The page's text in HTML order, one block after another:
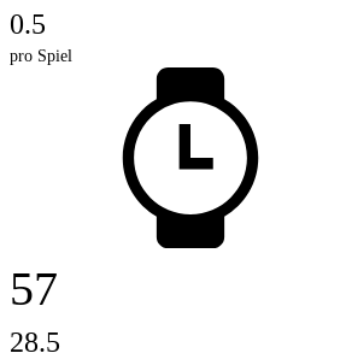
0.5
pro Spiel
57
28.5